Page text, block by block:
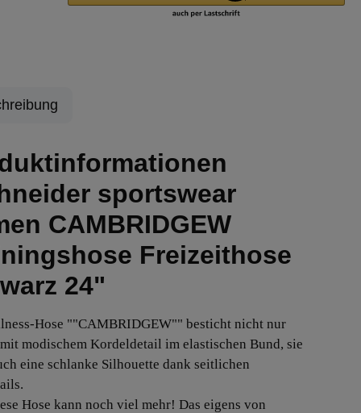
sportswear
CAMBRIDGEW
Freizeithose
24"
Hose ""CAMBRIDGEW"" besticht nicht nur
modischem Kordeldetail im elastischen Bund, sie
eine schlanke Silhouette dank seitlichen
Hose kann noch viel mehr! Das eigens von